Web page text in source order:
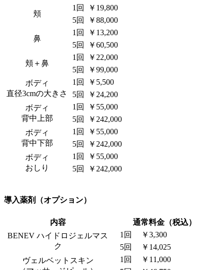
頬
1回
￥19,800
5回
￥88,000
鼻
1回
￥13,200
5回
￥60,500
頬＋鼻
1回
￥22,000
5回
￥99,000
ボディ
直径3cmの大きさ
1回
￥5,500
5回
￥24,200
ボディ
背中上部
1回
￥55,000
5回
￥242,000
ボディ
背中下部
1回
￥55,000
5回
￥242,000
ボディ
おしり
1回
￥55,000
5回
￥242,000
導入薬剤（オプション）
内容
通常料金（税込）
BENEV ハイドロジェルマス
ク
1回
￥3,300
5回
￥14,025
ヴェルベットスキン
1回
￥11,000